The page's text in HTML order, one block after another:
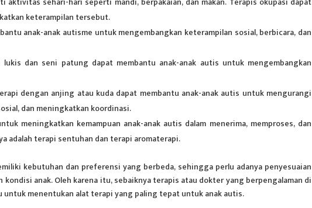
keterampilan tersebut.
anak-anak autisme untuk mengembangkan keterampilan sosial, berbicara, dan
dan seni patung dapat membantu anak-anak autis untuk mengembangkan
dengan anjing atau kuda dapat membantu anak-anak autis untuk mengurangi
dan meningkatkan koordinasi.
meningkatkan kemampuan anak-anak autis dalam menerima, memproses, dan
adalah terapi sentuhan dan terapi aromaterapi.
kebutuhan dan preferensi yang berbeda, sehingga perlu adanya penyesuaian
anak. Oleh karena itu, sebaiknya terapis atau dokter yang berpengalaman di
menentukan alat terapi yang paling tepat untuk anak autis.